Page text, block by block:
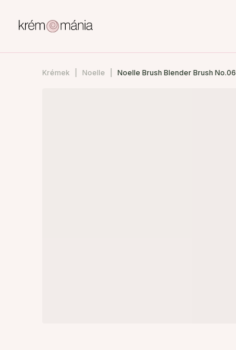
Krémek Noelle Noelle Brush Blender Brush No.06